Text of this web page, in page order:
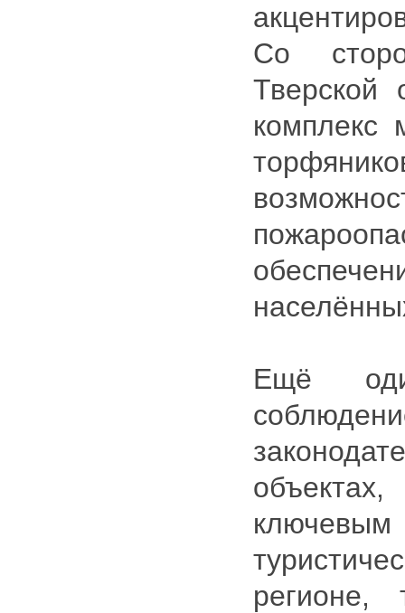
Со
Тверской
комплекс
Ещё
ключевым
регионе,